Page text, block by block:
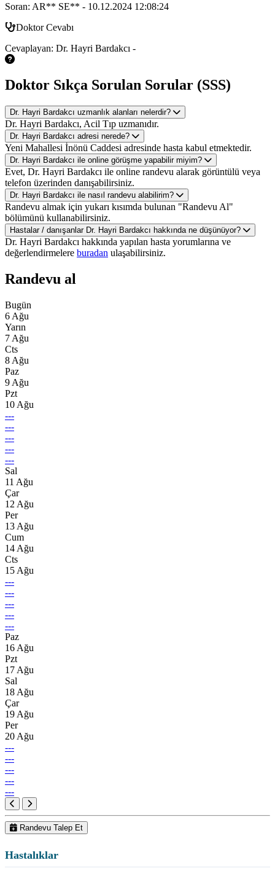
Soran: AR** SE** - 10.12.2024 12:08:24
Doktor Cevabı
Cevaplayan: Dr. Hayri Bardakcı -
Doktor Sıkça Sorulan Sorular (SSS)
Dr. Hayri Bardakcı uzmanlık alanları nelerdir?
Dr. Hayri Bardakcı, Acil Tıp uzmanıdır.
Dr. Hayri Bardakcı adresi nerede?
Yeni Mahallesi İnönü Caddesi adresinde hasta kabul etmektedir.
Dr. Hayri Bardakcı ile online görüşme yapabilir miyim?
Evet, Dr. Hayri Bardakcı ile online randevu alarak görüntülü veya
telefon üzerinden danışabilirsiniz.
Dr. Hayri Bardakcı ile nasıl randevu alabilirim?
Randevu almak için yukarı kısımda bulunan "Randevu Al"
bölümünü kullanabilirsiniz.
Hastalar / danışanlar Dr. Hayri Bardakcı hakkında ne düşünüyor?
Dr. Hayri Bardakcı hakkında yapılan hasta yorumlarına ve
değerlendirmelere buradan ulaşabilirsiniz.
Randevu al
Bugün
6 Ağu
Yarın
7 Ağu
Cts
8 Ağu
Paz
9 Ağu
Pzt
10 Ağu
---
---
---
---
---
Sal
11 Ağu
Çar
12 Ağu
Per
13 Ağu
Cum
14 Ağu
Cts
15 Ağu
---
---
---
---
---
Paz
16 Ağu
Pzt
17 Ağu
Sal
18 Ağu
Çar
19 Ağu
Per
20 Ağu
---
---
---
---
---
Randevu Talep Et
Hastalıklar